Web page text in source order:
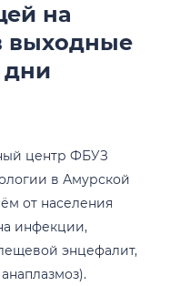
на
выходные
дни
центр ФБУЗ
в Амурской
от населения
инфекции,
энцефалит,